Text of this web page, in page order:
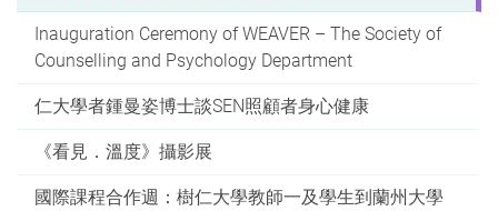
Inauguration Ceremony of WEAVER – The Society of
Counselling and Psychology Department
仁大學者鍾曼姿博士談SEN照顧者身心健康
《看見．溫度》攝影展
國際課程合作週：樹仁大學教師一及學生到蘭州大學